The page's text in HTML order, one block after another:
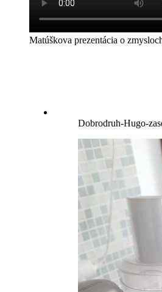
Matúškova prezentácia o
Dobrodruh-Hugo-